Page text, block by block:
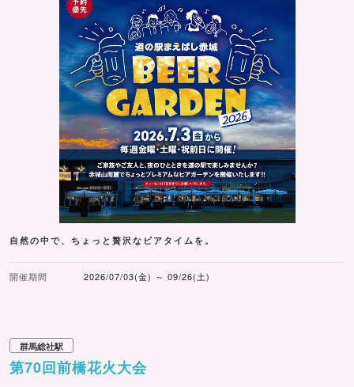
自然の中で、ちょっと贅沢なビアタイムを。
開催期間 2026/07/03(金) ～ 09/26(土)
群馬総社駅
第70回前橋花火大会